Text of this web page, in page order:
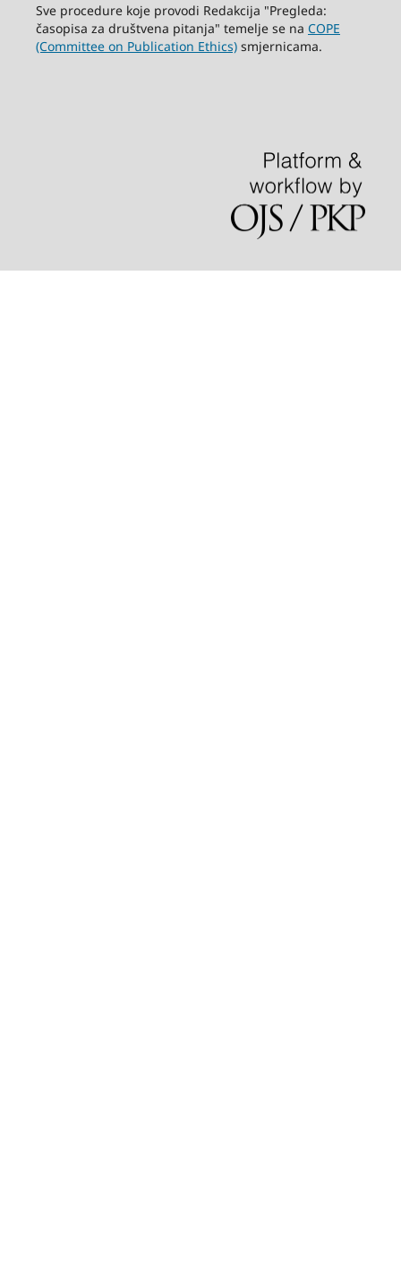
Sve procedure koje provodi Redakcija "Pregleda:
časopisa za društvena pitanja" temelje se na COPE
(Committee on Publication Ethics)smjernicama.